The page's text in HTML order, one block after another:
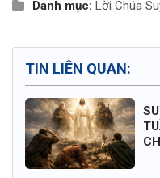
Danh mục: Lời Chúa
TIN LIÊN QUAN: